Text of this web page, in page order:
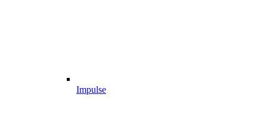
Impulse